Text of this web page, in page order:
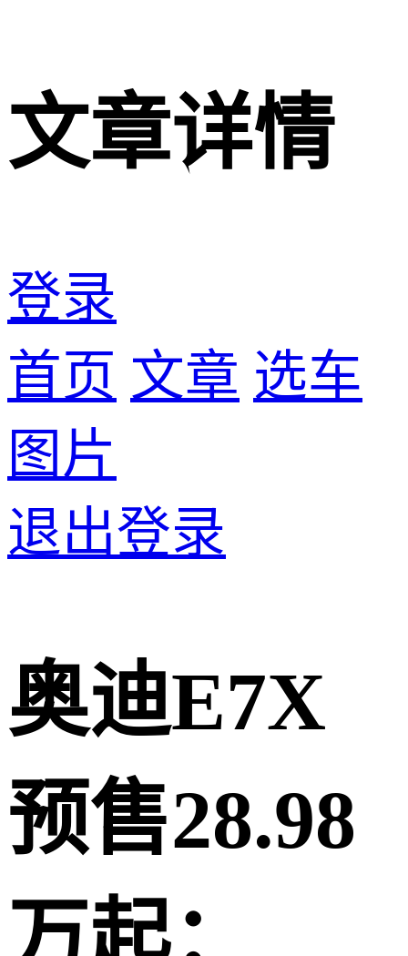
文章详情
登录
首页 文章 选车
图片
退出登录
奥迪E7X
预售28.98